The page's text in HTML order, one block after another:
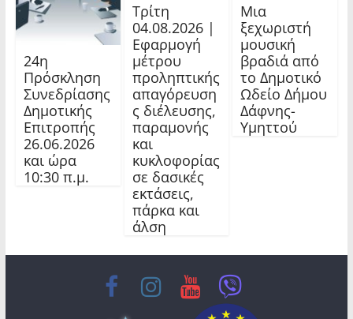
24η
Πρόσκληση
Συνεδρίασης
Δημοτικής
Επιτροπής
26.06.2026
και ώρα
10:30 π.μ.
Τρίτη
04.08.2026 |
Εφαρμογή
μέτρου
προληπτικής
απαγόρευση
ς διέλευσης,
παραμονής
και
κυκλοφορίας
σε δασικές
εκτάσεις,
πάρκα και
άλση
Μια
ξεχωριστή
μουσική
βραδιά από
το Δημοτικό
Ωδείο Δήμου
Δάφνης-
Υμηττού